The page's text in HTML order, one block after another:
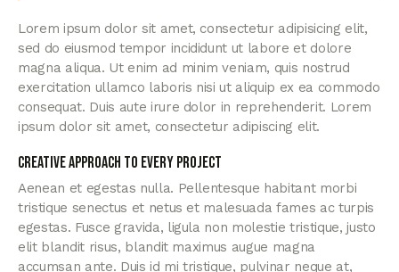
Lorem ipsum dolor sit amet, consectetur adipisicing elit,
sed do eiusmod tempor incididunt ut labore et dolore
magna aliqua. Ut enim ad minim veniam, quis nostrud
exercitation ullamco laboris nisi ut aliquip ex ea commodo
consequat. Duis aute irure dolor in reprehenderit. Lorem
ipsum dolor sit amet, consectetur adipiscing elit.
Creative approach to every project
Aenean et egestas nulla. Pellentesque habitant morbi
tristique senectus et netus et malesuada fames ac turpis
egestas. Fusce gravida, ligula non molestie tristique, justo
elit blandit risus, blandit maximus augue magna
accumsan ante. Duis id mi tristique, pulvinar neque at,